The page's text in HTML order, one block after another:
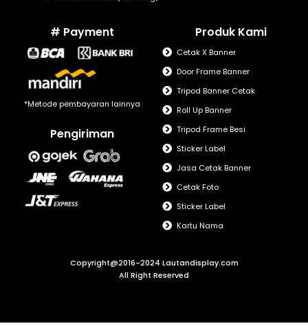
# Payment
*Metode pembayaran lainnya
Pengiriman
Produk Kami
Cetak X Banner
Door Frame Banner
Tripod Banner Cetak
Roll Up Banner
Tripod Frame Besi
Sticker Label
Jasa Cetak Banner
Cetak Foto
Sticker Label
Kartu Nama
Copyright@2016-2024 Lautandisplay.com
All Right Reserved